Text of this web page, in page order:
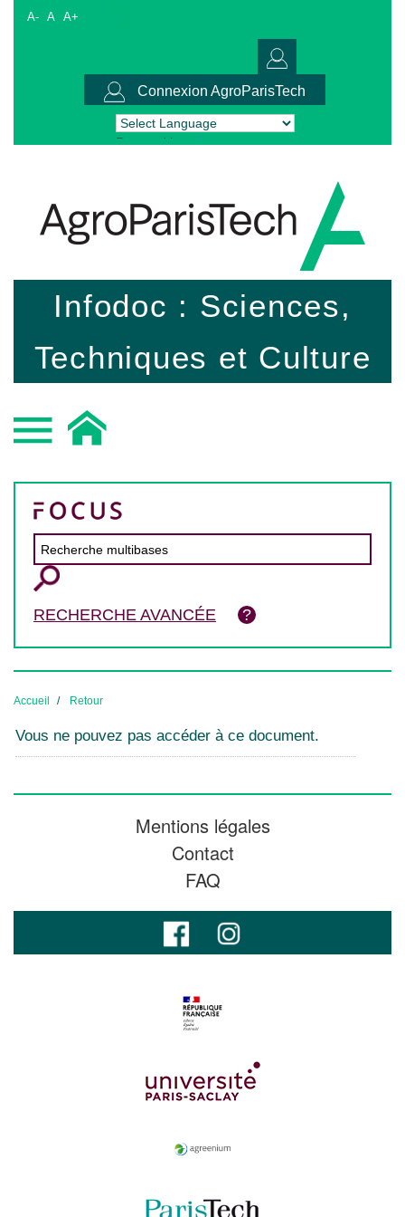
A- A A+
Connexion AgroParisTech
Powered by Translate
Infodoc : Sciences,
Techniques et Culture
RECHERCHE AVANCÉE
Accueil Retour
Vous ne pouvez pas accéder à ce document.
Mentions légales
Contact
FAQ